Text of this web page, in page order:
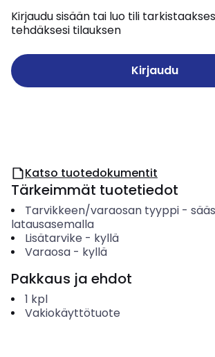
Kirjaudu sisään tai luo tili
tehdäksesi tilauksen
Kirjaudu
Katso tuotedokumentit
Tärkeimmät tuotetiedot
Tarvikkeen/varaosan tyyppi-
latausasemalla
Lisätarvike - kyllä
Varaosa- kyllä
Pakkaus ja ehdot
1 kpl
Vakiokäyttötuote